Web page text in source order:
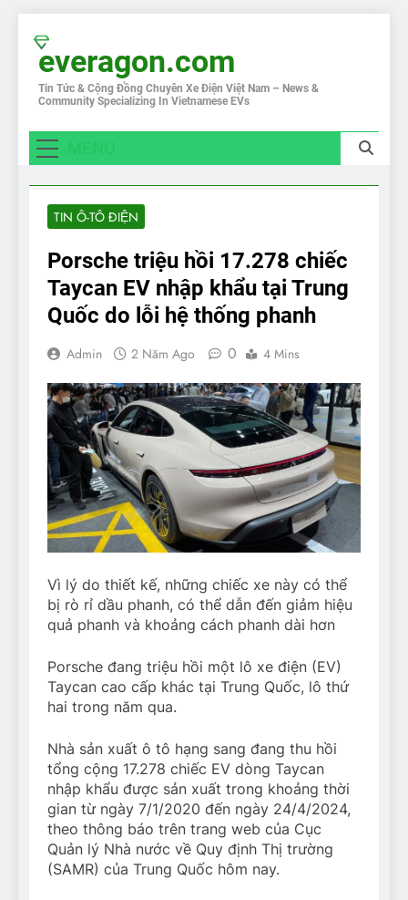
content
everagon.com
Tin Tức & Cộng Đồng Chuyên Xe Điện Việt Nam – News &
Community Specializing In Vietnamese EVs
TIN Ô-TÔ ĐIỆN
Porsche triệu hồi 17.278 chiếc
Taycan EV nhập khẩu tại Trung
Quốc do lỗi hệ thống phanh
Admin 2 Năm Ago 0 4 Mins
Vì lý do thiết kế, những chiếc xe này có thể
bị rò rỉ dầu phanh, có thể dẫn đến giảm hiệu
quả phanh và khoảng cách phanh dài hơn
Porsche đang triệu hồi một lô xe điện (EV)
Taycan cao cấp khác tại Trung Quốc, lô thứ
hai trong năm qua.
Nhà sản xuất ô tô hạng sang đang thu hồi
tổng cộng 17.278 chiếc EV dòng Taycan
nhập khẩu được sản xuất trong khoảng thời
gian từ ngày 7/1/2020 đến ngày 24/4/2024,
theo thông báo trên trang web của Cục
Quản lý Nhà nước về Quy định Thị trường
(SAMR) của Trung Quốc hôm nay.